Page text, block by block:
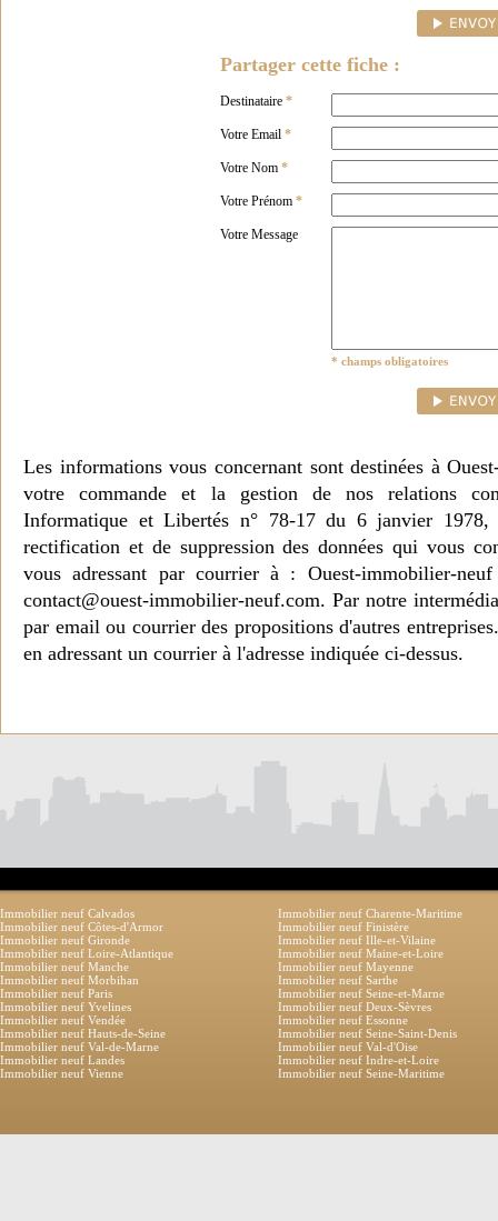
Partager cette fiche :
Destinataire *
Votre Email *
Votre Nom *
Votre Prénom *
Votre Message
* champs obligatoires
Les informations vous concernant sont destinées à
votre commande et la gestion de nos relations
Informatique et Libertés n° 78-17 du 6 janvier 1978,
rectification et de suppression des données qui vous
vous adressant par courrier à : Ouest-immobilier-
contact@ouest-immobilier-neuf.com. Par notre
par email ou courrier des propositions d'autres
en adressant un courrier à l'adresse indiquée ci-dessus.
Immobilier neuf Calvados
Immobilier neuf Charente-Maritime
Immobilier neuf Côtes-d'Armor
Immobilier neuf Finistère
Immobilier neuf Gironde
Immobilier neuf Ille-et-Vilaine
Immobilier neuf Loire-Atlantique
Immobilier neuf Maine-et-Loire
Immobilier neuf Manche
Immobilier neuf Mayenne
Immobilier neuf Morbihan
Immobilier neuf Sarthe
Immobilier neuf Paris
Immobilier neuf Seine-et-Marne
Immobilier neuf Yvelines
Immobilier neuf Deux-Sèvres
Immobilier neuf Vendée
Immobilier neuf Essonne
Immobilier neuf Hauts-de-Seine
Immobilier neuf Seine-Saint-Denis
Immobilier neuf Val-de-Marne
Immobilier neuf Val-d'Oise
Immobilier neuf Landes
Immobilier neuf Indre-et-Loire
Immobilier neuf Vienne
Immobilier neuf Seine-Maritime